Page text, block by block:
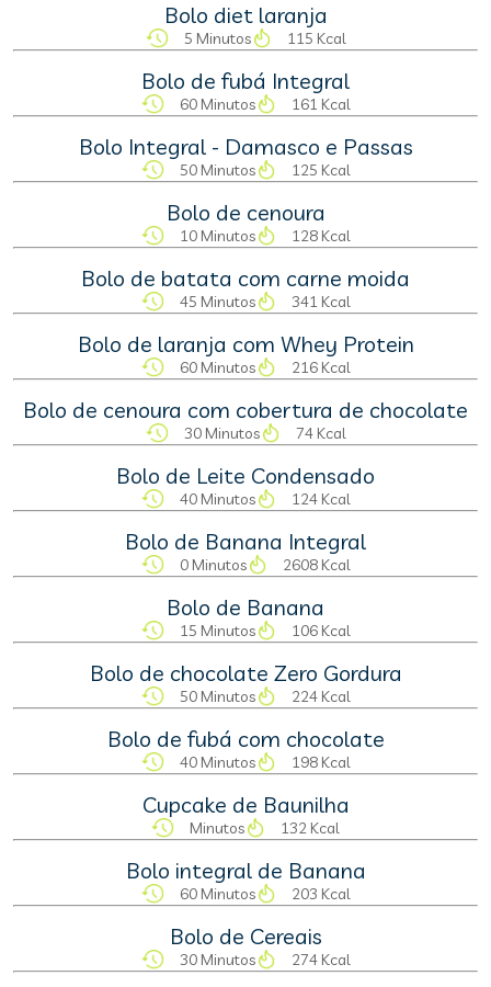
Bolo diet laranja
5 Minutos 115 Kcal
Bolo de fubá Integral
60 Minutos 161 Kcal
Bolo Integral - Damasco e Passas
50 Minutos 125 Kcal
Bolo de cenoura
10 Minutos 128 Kcal
Bolo de batata com carne moida
45 Minutos 341 Kcal
Bolo de laranja com Whey Protein
60 Minutos 216 Kcal
Bolo de cenoura com cobertura de chocolate
30 Minutos 74 Kcal
Bolo de Leite Condensado
40 Minutos 124 Kcal
Bolo de Banana Integral
0 Minutos 2608 Kcal
Bolo de Banana
15 Minutos 106 Kcal
Bolo de chocolate Zero Gordura
50 Minutos 224 Kcal
Bolo de fubá com chocolate
40 Minutos 198 Kcal
Cupcake de Baunilha
Minutos 132 Kcal
Bolo integral de Banana
60 Minutos 203 Kcal
Bolo de Cereais
30 Minutos 274 Kcal